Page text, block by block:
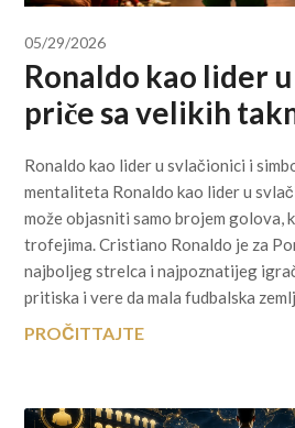
05/29/2026
Ronaldo kao lider
priče sa velikih
Ronaldo kao lider u svlačionici i
mentaliteta Ronaldo kao lider u
može objasniti samo brojem golova,
trofejima. Cristiano Ronaldo je za
najboljeg strelca i najpoznatijeg
pritiska i vere da mala fudbalska
PROČITTAJTE